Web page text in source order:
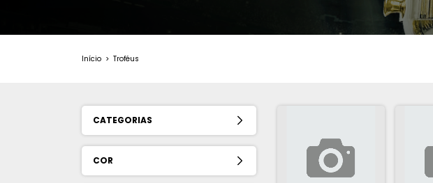
Início > Troféus
CATEGORIAS
COR